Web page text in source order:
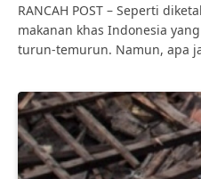
RANCAH POST – Seperti
makanan khas Indonesia
turun-temurun. Namun, apa